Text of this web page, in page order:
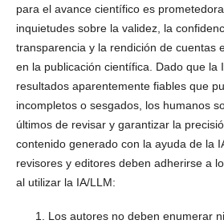
para el avance científico es
inquietudes sobre la validez, la
transparencia y la rendición de cuentas
en la publicación científica. Dado que la
resultados aparentemente fiables que
incompletos o sesgados, los humanos
últimos de revisar y garantizar la
contenido generado con la ayuda de la
revisores y editores deben adherirse a
al utilizar la IA/LLM:
Los autores no deben enumerar